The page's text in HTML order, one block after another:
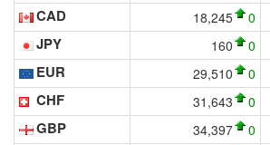
CAD 18,245 0
JPY 160 0
EUR 29,510 0
CHF 31,643 0
GBP 34,397 0